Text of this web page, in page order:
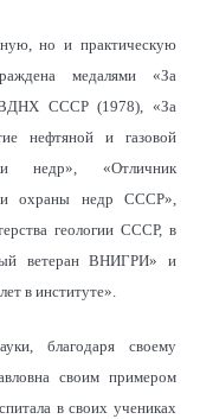
но и практическую
медалями «За
ВДНХ СССР (1978), «За
нефтяной и газовой
недр», «Отличник
и охраны недр СССР»,
геологии СССР, в
ветеран ВНИГРИ» и
в институте».
благодаря своему
своим примером
в своих учениках